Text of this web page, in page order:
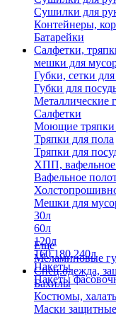
Сушилки для
Контейнеры,
Батарейки
Салфетки,
мешки для
Губки, сетки
Губки для
Металлические
Салфетки
Моющие тряпки
Тряпки для пола
Тряпки для
ХПП, вафельное
Вафельное
Мешки для
30л
60л
120л
160,180,240л
Пакеты
Пакеты
Еще
Меламиновые
Спец.одежда,
Бахилы
Костюмы,
Маски защитные